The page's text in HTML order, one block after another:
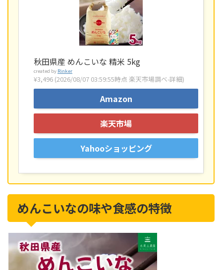
秋田県産 めんこいな 精米 5kg
created by Rinker
¥3,496 (2026/08/07 03:59:55時点 楽天市場調べ-詳細)
Amazon
楽天市場
Yahooショッピング
めんこいなの味や食感の特徴